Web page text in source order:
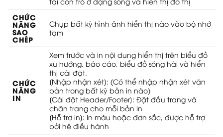
CHỨC
NĂNG
SAO
CHÉP
Chụp bất kỳ hình ảnh hiển thị nào vào bộ nhớ
tạm
CHỨC
NĂNG
IN
Xem trước và in nội dung hiển thị trên biểu đồ
xu hướng, báo cáo, biểu đồ sóng hài và hiển
thị cài đặt.
[Nhập nhận xét]: (Có thể nhập nhận xét văn
bản trong bất kỳ bản in nào)
[Cài đặt Header/Footer]: Đặt đầu trang và
chân trang cho mỗi bản in
[Hỗ trợ in]: In màu hoặc đơn sắc, được hỗ trợ
bởi hệ điều hành